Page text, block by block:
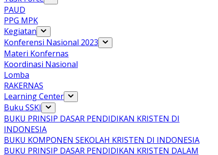
PAUD
PPG MPK
Kegiatan
Konferensi Nasional 2023
Materi Konfernas
Koordinasi Nasional
Lomba
RAKERNAS
Learning Center
Buku SSKI
BUKU PRINSIP DASAR PENDIDIKAN KRISTEN DI
INDONESIA
BUKU KOMPONEN SEKOLAH KRISTEN DI INDONESIA
BUKU PRINSIP DASAR PENDIDIKAN KRISTEN DALAM